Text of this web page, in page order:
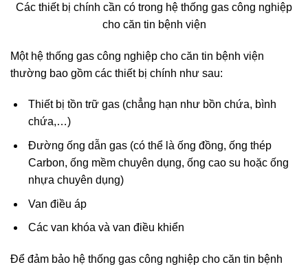
Các thiết bị chính cần có trong hệ thống gas công nghiệp
cho căn tin bệnh viện
Một hệ thống gas công nghiệp cho căn tin bệnh viện
thường bao gồm các thiết bị chính như sau:
Thiết bị tồn trữ gas (chẳng hạn như bồn chứa, bình
chứa,…)
Đường ống dẫn gas (có thể là ống đồng, ống thép
Carbon, ống mềm chuyên dụng, ống cao su hoặc ống
nhựa chuyên dụng)
Van điều áp
Các van khóa và van điều khiển
Để đảm bảo hệ thống gas công nghiệp cho căn tin bệnh